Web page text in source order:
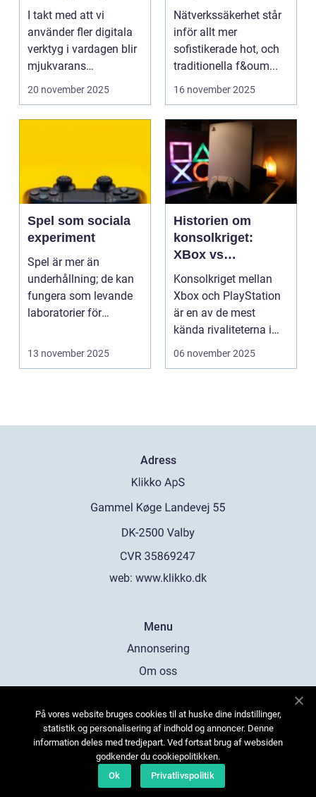
I takt med att vi
använder fler digitala
verktyg i vardagen blir
mjukvarans
anpassningsför...
20 november 2025
biologiska system
för att stärka
nätverkssäkerhet
Nätverkssäkerhet står
inför allt mer
sofistikerade hot, och
traditionella f&oum...
16 november 2025
Spel som sociala
experiment
Spel är mer än
underhållning; de kan
fungera som levande
laboratorier för
13 november 2025
Historien om
konsolkriget:
XBox vs
PlayStation
Konsolkriget mellan
Xbox och PlayStation
är en av de mest
kända rivaliteterna i
spelvä...
06 november 2025
Adress
web: www.klikko.dk
Menu
Annonsering
Om oss
Kontakta oss
Sitemap
På vores website bruges cookies til at huske dine indstillinger,
statistik og personalisering af indhold og annoncer. Denne
information deles med tredjepart. Ved fortsat brug af websiden
godkender du cookiepolitikken.
Ok
Privatlivspolitik